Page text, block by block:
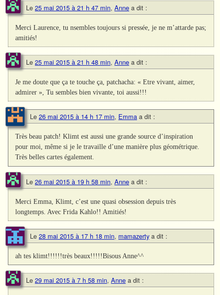
Le 25 mai 2015 à 21 h 47 min, Anne a dit :
Merci Laurence, tu nsembles toujours si pressée, je ne m’attarde pas;
amitiés!
Le 25 mai 2015 à 21 h 48 min, Anne a dit :
Je me doute que ça te touche ça, patchacha: « Etre vivant, aimer,
admirer », Tu sembles bien vivante, toi aussi!!!
Le 26 mai 2015 à 14 h 17 min, Emma a dit :
Très beau patch! Klimt est aussi une grande source d’inspiration
pour moi, même si je le travaille d’une manière plus géométrique.
Très belles cartes également.
Le 26 mai 2015 à 19 h 58 min, Anne a dit :
Merci Emma, Klimt, c’est une quasi obsession depuis très
longtemps. Avec Frida Kahlo!! Amitiés!
Le 28 mai 2015 à 17 h 18 min, mamazerty a dit :
ah tes klimt!!!!!!très beaux!!!!!Bisous Anne^^
Le 29 mai 2015 à 7 h 58 min, Anne a dit :